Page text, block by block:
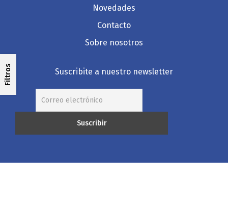
Filtros
Novedades
Contacto
Sobre nosotros
Suscribite a nuestro newsletter